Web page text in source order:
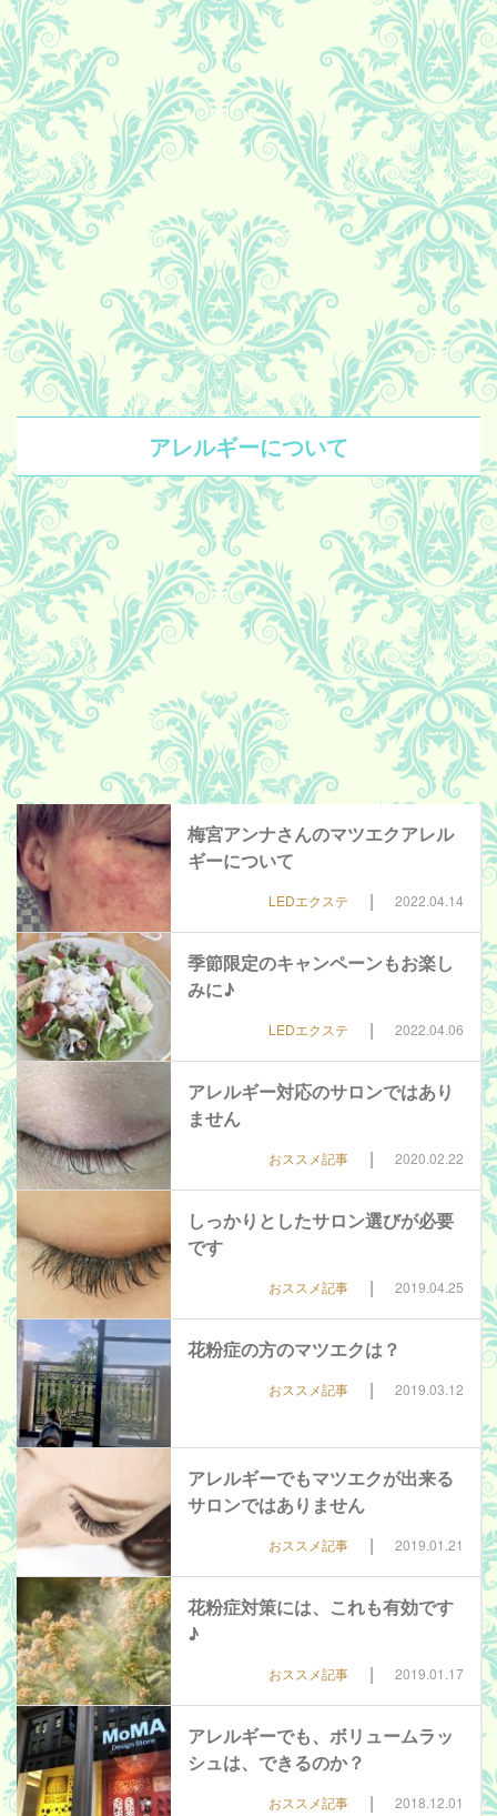
アレルギーについて
梅宮アンナさんのマツエクアレル
ギーについて
LEDエクステ | 2022.04.14
季節限定のキャンペーンもお楽し
みに♪
LEDエクステ | 2022.04.06
アレルギー対応のサロンではあり
ません
おススメ記事 | 2020.02.22
しっかりとしたサロン選びが必要
です
おススメ記事 | 2019.04.25
花粉症の方のマツエクは？
おススメ記事 | 2019.03.12
アレルギーでもマツエクが出来る
サロンではありません
おススメ記事 | 2019.01.21
花粉症対策には、これも有効です
♪
おススメ記事 | 2019.01.17
アレルギーでも、ボリュームラッ
シュは、できるのか？
おススメ記事 | 2018.12.01